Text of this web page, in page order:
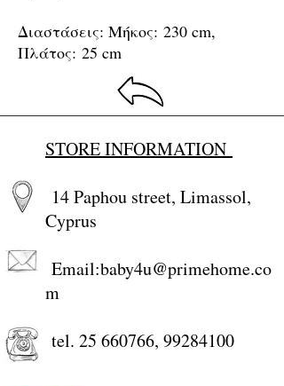
Διαστάσεις: Μήκος: 230 cm,
Πλάτος: 25 cm
STORE INFORMATION
14 Paphou street, Limassol,
Cyprus
Email:baby4u@primehome.co
m
tel. 25 660766, 99284100